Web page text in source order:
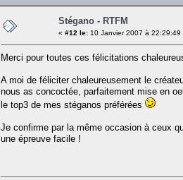
Stégano - RTFM
« #12 le: 10 Janvier 2007 à 22:29:49
Merci pour toutes ces félicitations
A moi de féliciter chaleureusement le
nous as concoctée, parfaitement mise en
le top3 de mes stéganos préférées
Je confirme par la même occasion à ceux
une épreuve facile !